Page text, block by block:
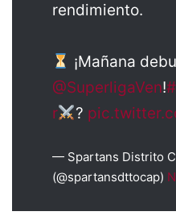
rendimiento.
¡Mañana
@SuperligaVen!
r
?
— Spartans Distrito
(@spartansdttocap)